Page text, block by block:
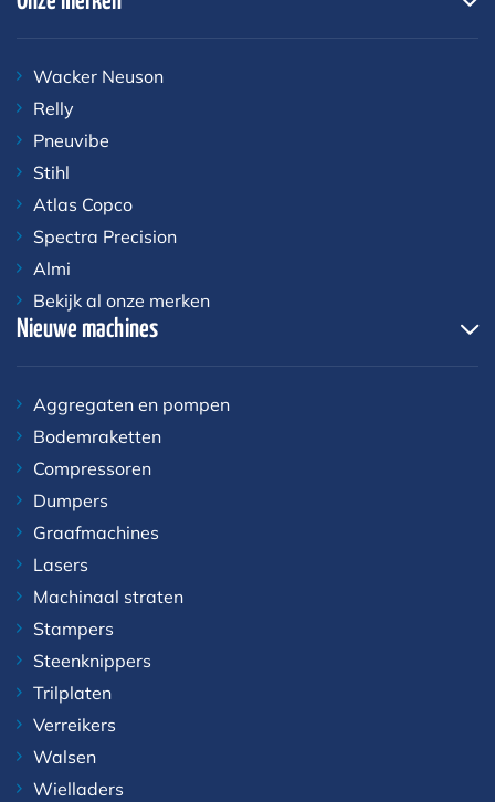
Wacker Neuson
Relly
Pneuvibe
Stihl
Atlas Copco
Spectra Precision
Almi
Bekijk al onze merken
Nieuwe machines
Aggregaten en pompen
Bodemraketten
Compressoren
Dumpers
Graafmachines
Lasers
Machinaal straten
Stampers
Steenknippers
Trilplaten
Verreikers
Walsen
Wielladers